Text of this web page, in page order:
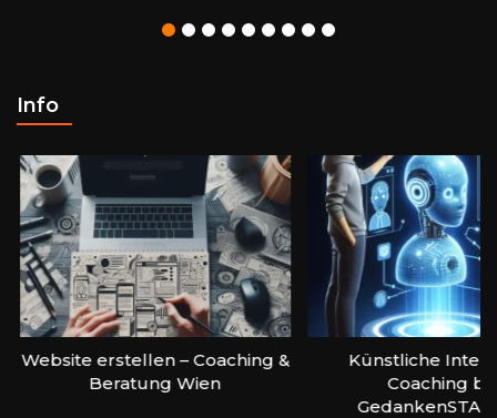
Info
Website erstellen – Coaching &
Beratung Wien
Künstliche
Coaching bei